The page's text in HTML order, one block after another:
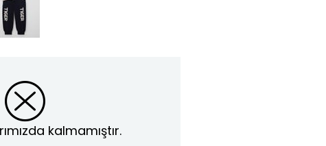
kalmamıştır.